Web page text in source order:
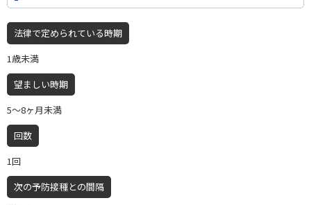
法律で定められている時期
1歳未満
望ましい時期
5〜8ヶ月未満
回数
1回
次の予防接種との間隔